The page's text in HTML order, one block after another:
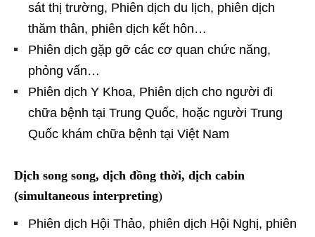
sát thị trường, Phiên dịch du lịch, phiên dịch
thăm thân, phiên dịch kết hôn…
Phiên dịch gặp gỡ các cơ quan chức năng,
phỏng vấn…
Phiên dịch Y Khoa, Phiên dịch cho người đi
chữa bệnh tại Trung Quốc, hoặc người Trung
Quốc khám chữa bệnh tại Việt Nam
Dịch song song, dịch đồng thời, dịch cabin
(simultaneous interpreting)
Phiên dịch Hội Thảo, phiên dịch Hội Nghị, phiên